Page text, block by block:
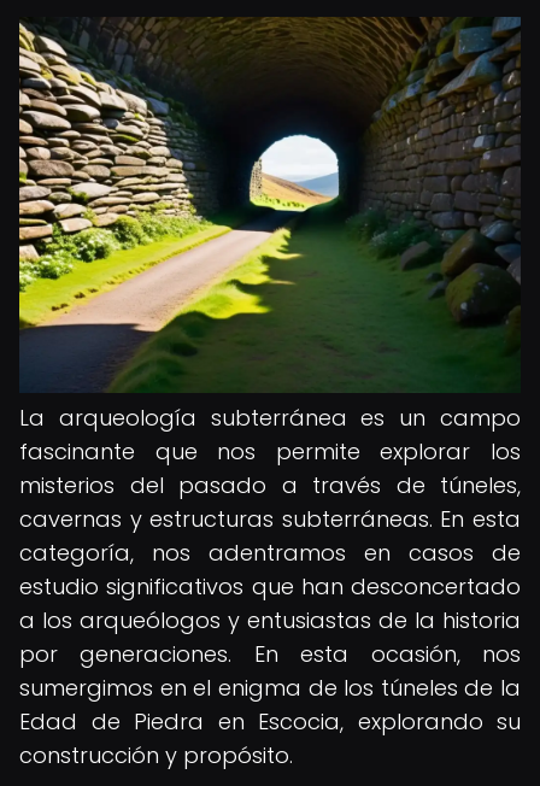
La arqueología subterránea es un campo
fascinante que nos permite explorar los
misterios del pasado a través de túneles,
cavernas y estructuras subterráneas. En esta
categoría, nos adentramos en casos de
estudio significativos que han desconcertado
a los arqueólogos y entusiastas de la historia
por generaciones. En esta ocasión, nos
sumergimos en el enigma de los túneles de la
Edad de Piedra en Escocia, explorando su
construcción y propósito.